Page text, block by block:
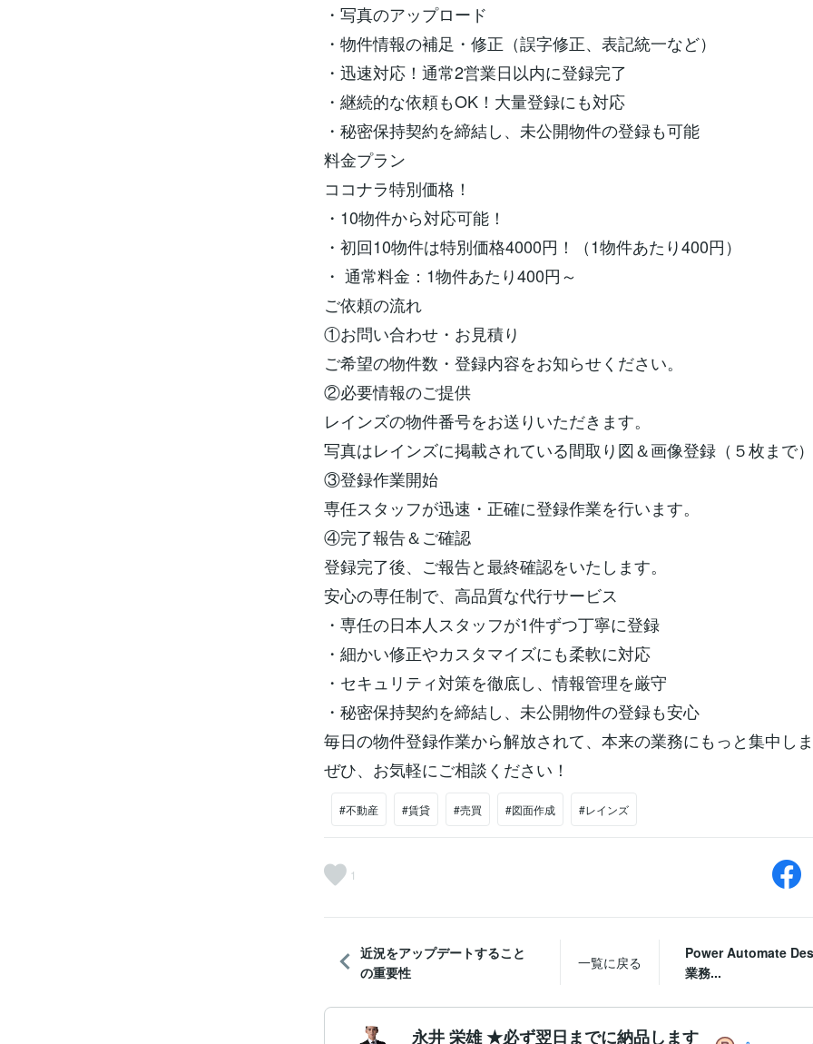
・写真のアップロード
・物件情報の補足・修正（誤字修正、表記統一など）
・迅速対応！通常2営業日以内に登録完了
・継続的な依頼もOK！大量登録にも対応
・秘密保持契約を締結し、未公開物件の登録も可能
料金プラン
ココナラ特別価格！
・10物件から対応可能！
・初回10物件は特別価格4000円！（1物件あたり400円）
・ 通常料金：1物件あたり400円～
ご依頼の流れ
①お問い合わせ・お見積り
ご希望の物件数・登録内容をお知らせください。
②必要情報のご提供
レインズの物件番号をお送りいただきます。
写真はレインズに掲載されている間取り図＆画像登録（５枚まで）
③登録作業開始
専任スタッフが迅速・正確に登録作業を行います。
④完了報告＆ご確認
登録完了後、ご報告と最終確認をいたします。
安心の専任制で、高品質な代行サービス
・専任の日本人スタッフが1件ずつ丁寧に登録
・細かい修正やカスタマイズにも柔軟に対応
・セキュリティ対策を徹底し、情報管理を厳守
・秘密保持契約を締結し、未公開物件の登録も安心
毎日の物件登録作業から解放されて、本来の業務にもっと集中し
ぜひ、お気軽にご相談ください！
#不動産 #賃貸 #売買 #図面作成 #レインズ
1
近況をアップデートすること
の重要性
一覧に戻る
Power Automate
業務...
永井 栄雄 ★必ず翌日までに納品します